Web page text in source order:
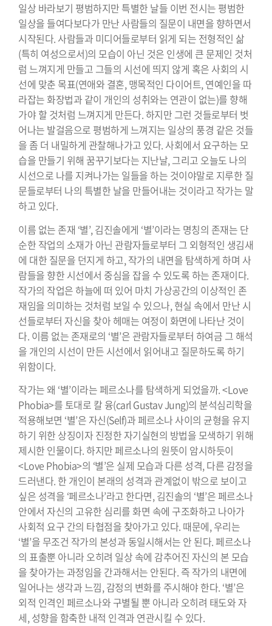
일상 바라보기 평범하지만 특별한 날들 이번 전시는 평범한
일상을 들여다보다가 만난 사람들의 질문이 내면을 향하면서
시작된다. 사람들과 미디어들로부터 읽게 되는 전형적인 삶
(특히 여성으로서)의 모습이 아닌 것은 인생에 큰 문제인 것처
럼 느껴지게 만들고 그들의 시선에 띄지 않게 혹은 사회의 시
선에 맞춘 목표(연애와 결혼, 맹목적인 다이어트, 연예인을 따
라잡는 화장법과 같이 개인의 성취와는 연관이 없는)를 향해
가야 할 것처럼 느껴지게 만든다. 하지만 그런 것들로부터 벗
어나는 발걸음으로 평범하게 느껴지는 일상의 풍경 같은 것들
을 좀 더 내밀하게 관찰해나가고 있다. 사회에서 요구하는 모
습을 만들기 위해 꿈꾸기보다는 지난날, 그리고 오늘도 나의
시선으로 나를 지켜나가는 일들을 하는 것이야말로 지루한 질
문들로부터 나의 특별한 날을 만들어내는 것이라고 작가는 말
하고 있다.
이름 없는 존재 ‘별’, 김진솔에게 ‘별’이라는 명칭의 존재는 단
순한 작업의 소재가 아닌 관람자들로부터 그 외형적인 생김새
에 대한 질문을 던지게 하고, 작가의 내면을 탐색하게 하며 사
람들을 향한 시선에서 중심을 잡을 수 있도록 하는 존재이다.
작가의 작업은 하늘에 떠 있어 마치 가상공간의 이상적인 존
재임을 의미하는 것처럼 보일 수 있으나, 현실 속에서 만난 시
선들로부터 자신을 찾아 헤매는 여정이 화면에 나타난 것이
다. 이름 없는 존재로의 ‘별’은 관람자들로부터 하여금 그 해석
을 개인의 시선이 만든 시선에서 읽어내고 질문하도록 하기
위함이다.
작가는 왜 ‘별’이라는 페르소나를 탐색하게 되었을까. <Love
Phobia>를 토대로 칼 융(carl Gustav Jung)의 분석심리학을
적용해보면 ‘별’은 자신(Self)과 페르소나 사이의 균형을 유지
하기 위한 상징이자 진정한 자기실현의 방법을 모색하기 위해
제시한 인물이다. 하지만 페르소나의 원뜻이 암시하듯이
<Love Phobia>의 ‘별’은 실제 모습과 다른 성격, 다른 감정을
드러낸다. 한 개인이 본래의 성격과 관계없이 밖으로 보이고
싶은 성격을 ‘페르소나’라고 한다면, 김진솔의 ‘별’은 페르소나
안에서 자신의 고유한 심리를 화면 속에 구조화하고 나아가
사회적 요구 간의 타협점을 찾아가고 있다. 때문에, 우리는
‘별’을 무조건 작가의 본성과 동일시해서는 안 된다. 페르소나
의 표출뿐 아니라 오히려 일상 속에 감추어진 자신의 본 모습
을 찾아가는 과정임을 간과해서는 안된다. 즉 작가의 내면에
일어나는 생각과 느낌, 감정의 변화를 주시해야 한다. ‘별’은
외적 인격인 페르소나와 구별될 뿐 아니라 오히려 태도와 자
세, 성향을 함축한 내적 인격과 연관시킬 수 있다.